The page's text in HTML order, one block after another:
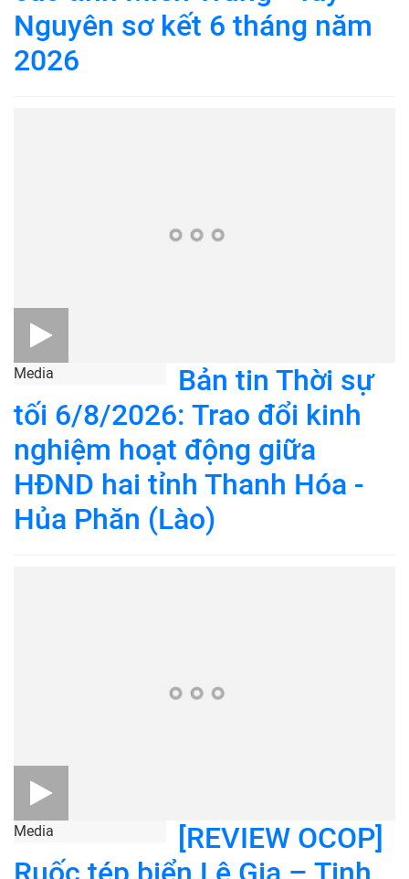
Nguyên sơ kết 6 tháng năm
2026
Media
Bản tin Thời sự
tối 6/8/2026: Trao đổi kinh
nghiệm hoạt động giữa
HĐND hai tỉnh Thanh Hóa -
Hủa Phăn (Lào)
Media
[REVIEW OCOP]